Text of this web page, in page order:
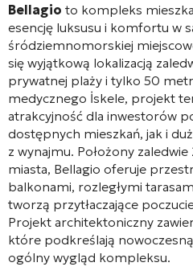
Bellagio to kompleks
esencję luksusu i komfortu w
śródziemnomorskiej
się wyjątkową lokalizacją
prywatnej plaży i tylko 50
medycznego İskele, projekt
atrakcyjność dla inwestorów
dostępnych mieszkań, jak i
z wynajmu. Położony
miasta, Bellagio oferuje
balkonami, rozległymi
tworzą przytłaczające
Projekt architektoniczny
które podkreślają
ogólny wygląd kompleksu.